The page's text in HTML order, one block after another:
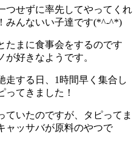
つせずに率先してやってくれ
みんないい子達です(*^-^*)
たまに食事会をするのです
好きなようです。
走する日、1時間早く集合し
ってきました！
ていたのですが、タピってま
ャッサバが原料のやつで